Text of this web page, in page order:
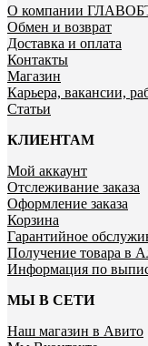
О компании
Обмен и возврат
Доставка и оплата
Контакты
Магазин
Карьера, вакансии,
Статьи
КЛИЕНТАМ
Мой аккаунт
Отслеживание заказа
Оформление заказа
Корзина
Гарантийное
Получение товара в
Информация по
МЫ В СЕТИ
Наш магазин в Авито